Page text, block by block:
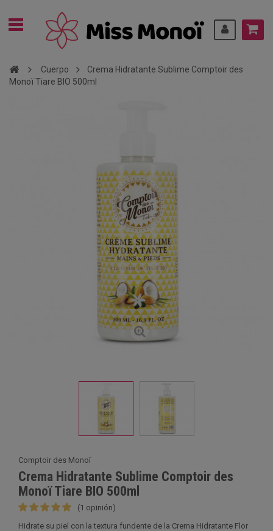
Cuerpo
Crema Hidratante Sublime Comptoir des
Monoï Tiare BIO 500ml
Comptoir des Monoï
Crema Hidratante Sublime Comptoir des
Monoï Tiare BIO 500ml
(1 opinión)
Hidrate su piel con la textura fundente de la Crema Hidratante Flor